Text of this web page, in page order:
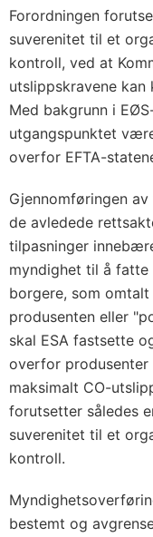
Forordningen
suverenitet til et
kontroll, ved at
utslippskravene kan
Med bakgrunn i
utgangspunktet
overfor EFTA-
Gjennomføringen
de avledede
tilpasninger
myndighet til å
borgere, som
produsenten eller
skal ESA fastsette
overfor produsenter
maksimalt CO-
forutsetter således
suverenitet til et
kontroll.
bestemt og